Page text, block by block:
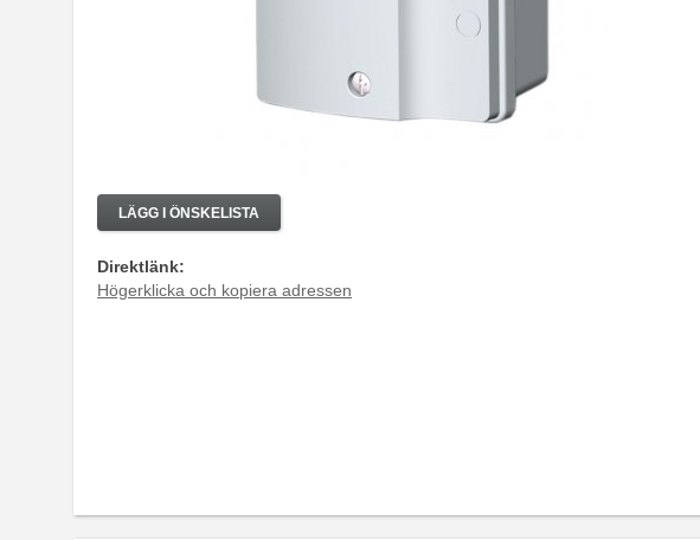
LÄGG I ÖNSKELISTA
Direktlänk:
Högerklicka och kopiera adressen